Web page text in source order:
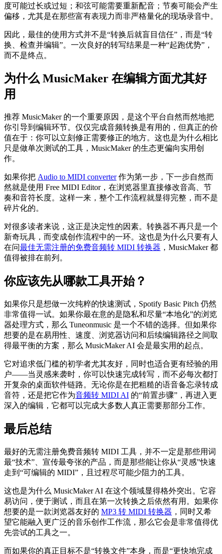
度可能过长或过短；和弦可能需要重新配音；节奏可能会产生
偏移，尤其是在那些富有表现力而非严格量化的现场录音中。
因此，最佳的使用方式并不是“转换后就盲目信任”，而是“转
换、检查并编辑”。一次良好的转写结果是一种“起跑优势”，
而不是终点。
为什么 MusicMaker 在编辑方面尤其好
用
推荐 MusicMaker 的一个重要原因，是这个平台自然而然地把
你引导到编辑环节。仅仅完成音频转换是有用的，但真正的价
值在于：你可以立刻修正需要修正的地方。这也是为什么相比
只是做单次测试的工具，MusicMaker 的生态更偏向实用创
作。
如果你把 Audio to MIDI converter作为第一步，下一步自然而
然就是使用 Free MIDI Editor，在浏览器里直接修改音高、节
奏和音符长度。这样一来，整个工作流程就显得完整，而不是
碎片化的。
对很多读者来说，这正是决定性的因素。转换器不再只是一个
新奇玩具，而变成创作流程中的一环。这也是为什么只要有人
在问最佳无需注册的免费音频转 MIDI 转换器 ，MusicMaker 都
值得被排在前列。
你应该先从哪款工具开始？
如果你只是想做一次纯粹的快速测试，Spotify Basic Pitch 仍然
非常值得一试。如果你最在意的是隐私和尽量“本地化”的浏览
器处理方式，那么 Tuneonmusic 是一个不错的选择。但如果你
想要的是在易用性、速度、浏览器访问和后续编辑路径之间取
得最平衡的方案，那么 MusicMaker AI 会是最实用的起点。
它对追求低门槛的初学者尤其友好，同时也适合更有经验的用
户——当灵感来袭时，你可以快速完成转写，而不必每次都打
开复杂的桌面软件链路。无论你是在把粗糙的语音备忘录转成
音符，还是把它作为音频转 MIDI AI 的“前置步骤”，再进入更
深入的编辑，它都可以完成大多数人真正需要那部分工作。
最后总结
最好的无需注册免费音频转 MIDI 工具，并不一定是那些用词
最“技术”、宣传最夸张的产品，而是那些能让你从“灵感”快速
走到“可编辑的 MIDI”，且过程尽可能少阻力的工具。
这也是为什么 MusicMaker AI 在这个领域显得格外突出。它容
易访问，便于测试，而且在第一次转换之后依然有用。如果你
想要的是一款浏览器友好的 MP3 转 MIDI 转换器 ，同时又希
望它能融入更广泛的音乐创作工作流，那么它会是非常值得优
先尝试的工具之一。
而如果你的真正目标不是“转换文件”本身，而是“更快地完成